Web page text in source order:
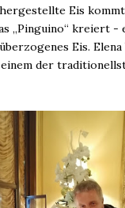
Eis
„Pinguino“ kreiert -
Eis.
der